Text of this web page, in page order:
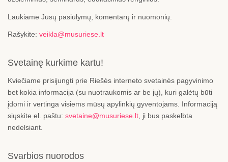
Laukiame Jūsų pasiūlymų, komentarų ir nuomonių.
Rašykite: veikla@musuriese.lt
Svetainę kurkime kartu!
Kviečiame prisijungti prie Riešės interneto svetainės pagyvinimo
bet kokia informacija (su nuotraukomis ar be jų), kuri galėtų būti
įdomi ir vertinga visiems mūsų apylinkių gyventojams. Informaciją
siųskite el. paštu: svetaine@musuriese.lt, ji bus paskelbta
nedelsiant.
Svarbios nuorodos